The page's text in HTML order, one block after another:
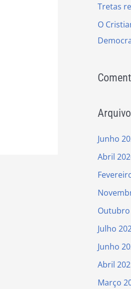
Tretas
O
Arquivo
Junho
Abril
Outubro
Julho
Junho
Abril
Março